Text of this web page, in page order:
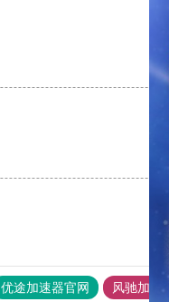
优途加速器官网 风驰加速器